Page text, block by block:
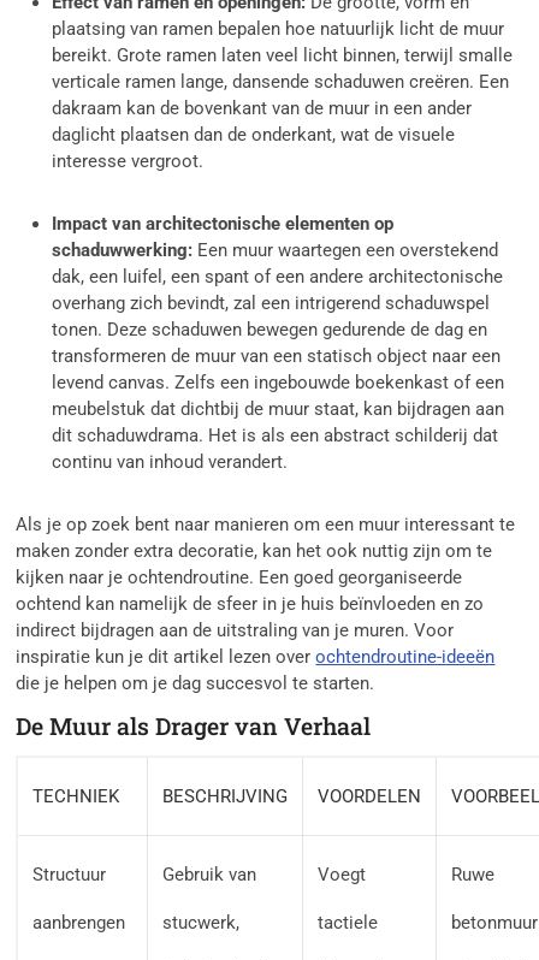
plaatsing van ramen bepalen hoe natuurlijk licht de muur
bereikt. Grote ramen laten veel licht binnen, terwijl smalle
verticale ramen lange, dansende schaduwen creëren. Een
dakraam kan de bovenkant van de muur in een ander
daglicht plaatsen dan de onderkant, wat de visuele
interesse vergroot.
Impact van architectonische elementen op
schaduwwerking: Een muur waartegen een overstekend
dak, een luifel, een spant of een andere architectonische
overhang zich bevindt, zal een intrigerend schaduwspel
tonen. Deze schaduwen bewegen gedurende de dag en
transformeren de muur van een statisch object naar een
levend canvas. Zelfs een ingebouwde boekenkast of een
meubelstuk dat dichtbij de muur staat, kan bijdragen aan
dit schaduwdrama. Het is als een abstract schilderij dat
continu van inhoud verandert.
Als je op zoek bent naar manieren om een muur interessant te
maken zonder extra decoratie, kan het ook nuttig zijn om te
kijken naar je ochtendroutine. Een goed georganiseerde
ochtend kan namelijk de sfeer in je huis beïnvloeden en zo
indirect bijdragen aan de uitstraling van je muren. Voor
inspiratie kun je dit artikel lezen overochtendroutine-ideeën
die je helpen om je dag succesvol te starten.
De Muur als Drager van Verhaal
TECHNIEK BESCHRIJVING VOORDELEN
Structuur
aanbrengen
Gebruik van
stucwerk,
Voegt
tactiele
Ruwe